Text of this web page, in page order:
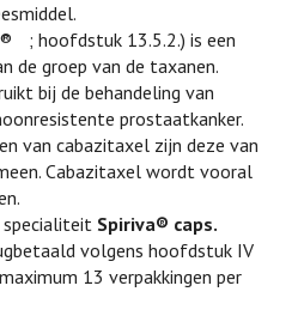
®
; hoofdstuk 13.5.2.) is een
de groep van de taxanen.
bij de behandeling van
prostaatkanker.
van cabazitaxel zijn deze van
Cabazitaxel wordt vooral
specialiteit Spiriva® caps.
volgens hoofdstuk IV
13 verpakkingen per